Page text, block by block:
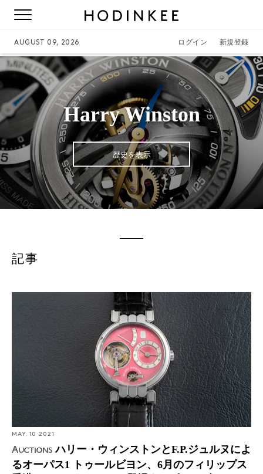
AUGUST 09, 2026 ログイン 新規登録
Harry Winston
歴史を表示
記事
Auctions: ハリー・ウィンストンとF.P.ジュルヌによるオ
ーパス1 トゥールビヨン、6月のフィリップス香港オーク
ションXIIIに登場するピンクダイヤルを配したユニークピ
MAY. 10 2021
Auctions ハリー・ウィンストンとF.P.ジュルヌによ
るオーパス1 トゥールビヨン、6月のフィリップス